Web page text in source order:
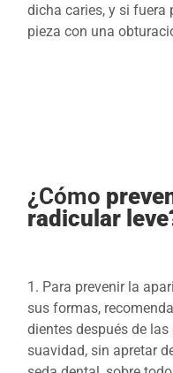
dicha caries, y si fuera
pieza con una
¿Cómo
radicular
1. Para prevenir la
sus formas,
dientes después de
suavidad, sin apretar